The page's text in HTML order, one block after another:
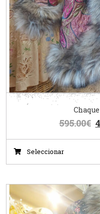
595.00€
Seleccionar